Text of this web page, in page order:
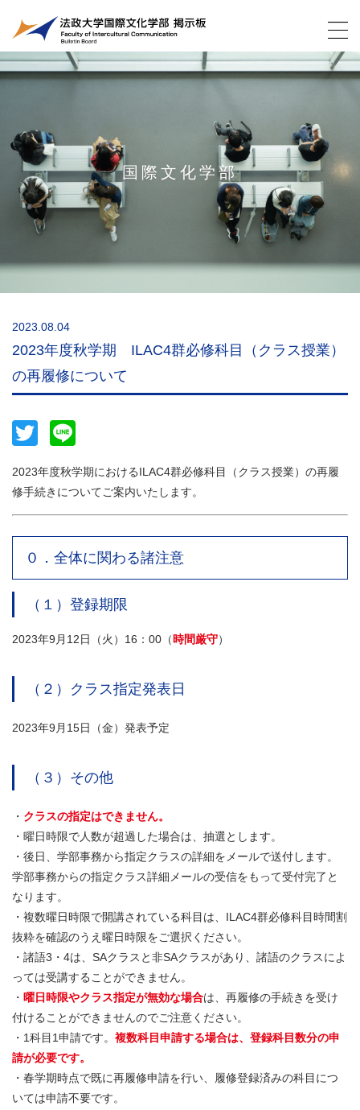
国際文化学部
2023.08.04
2023年度秋学期 ILAC4群必修科目（クラス授業）
の再履修について
Twitter
2023年度秋学期におけるILAC4群必修科目（クラス授業）の再履
修手続きについてご案内いたします。
０．全体に関わる諸注意
（１）登録期限
2023年9月12日（火）16：00（時間厳守）
（２）クラス指定発表日
2023年9月15日（金）発表予定
（３）その他
・ クラスの指定はできません。
・曜日時限で人数が超過した場合は、抽選とします。
・後日、学部事務から指定クラスの詳細をメールで送付します。
学部事務からの指定クラス詳細メールの受信をもって受付完了と
なります。
・複数曜日時限で開講されている科目は、ILAC4群必修科目時間割
抜粋を確認のうえ曜日時限をご選択ください。
・諸語3・4は、SAクラスと非SAクラスがあり、諸語のクラスによ
っては受講することができません。
・ 曜日時限やクラス指定が無効な場合は、再履修の手続きを受け
付けることができませんのでご注意ください。
・1科目1申請です。 複数科目申請する場合は、登録科目数分の申
請が必要です。
・春学期時点で既に再履修申請を行い、履修登録済みの科目につ
いては申請不要です。